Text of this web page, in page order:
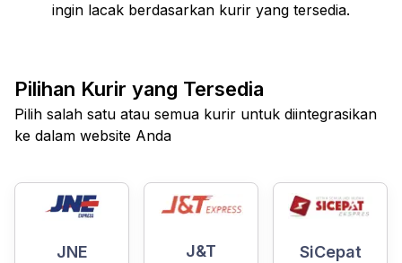
ingin lacak berdasarkan kurir yang tersedia.
Pilihan Kurir yang Tersedia
Pilih salah satu atau semua kurir untuk diintegrasikan
ke dalam website Anda
JNE J&T SiCepat